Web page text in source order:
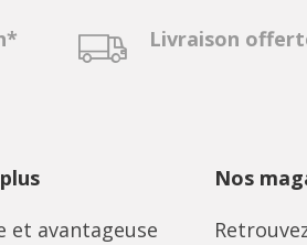
Livraison
et avantageuse
Nos